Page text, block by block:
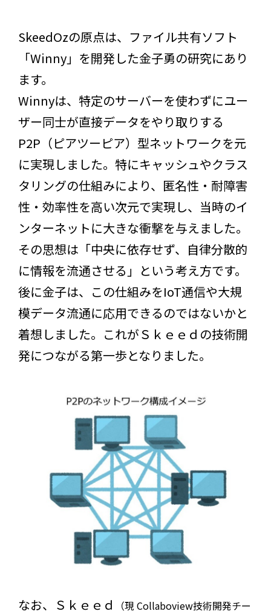
SkeedOzの原点は、ファイル共有ソフト
「Winny」を開発した金子勇の研究にあり
ます。
Winnyは、特定のサーバーを使わずにユー
ザー同士が直接データをやり取りする
P2P（ピアツーピア）型ネットワークを元
に実現しました。特にキャッシュやクラス
タリングの仕組みにより、匿名性・耐障害
性・効率性を高い次元で実現し、当時のイ
ンターネットに大きな衝撃を与えました。
その思想は「中央に依存せず、自律分散的
に情報を流通させる」という考え方です。
後に金子は、この仕組みをIoT通信や大規
模データ流通に応用できるのではないかと
着想しました。これがＳｋｅｅｄの技術開
発につながる第一歩となりました。
なお、Ｓｋｅｅｄ
（現 Collaboview技術開発チー